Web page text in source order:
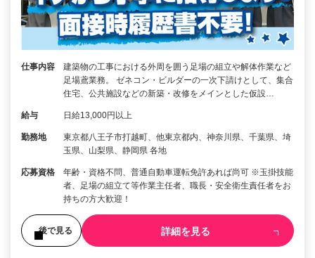
仕事内容
建築物の工事における外周を囲う足場の組立や解体作業など
足場鳶業務。 ゼネコン・ビルダーの一次下請けとして、集合
住宅、公共施設などの新築・改修をメインとした仮設…
給与 日給13,000円以上
勤務地
東京都八王子市打越町、他東京都内、神奈川県、千葉県、埼
玉県、山梨県、静岡県 各地
応募資格
年齢・資格不問、普通自動車運転免許あれば尚可 ※玉掛技能
者、足場の組立て等作業主任者、職長・安全衛生責任者をお
持ちの方大歓迎！
後で見る 詳細を見る